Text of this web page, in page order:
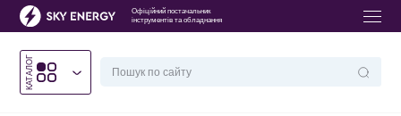
Офіційний постачальник
інструментів та обладнання
КАТАЛОГ